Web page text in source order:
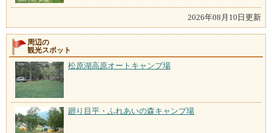
2026年08月10日更新
周辺の
観光スポット
松原湖高原オートキャンプ場
廻り目平・ふれあいの森キャンプ場